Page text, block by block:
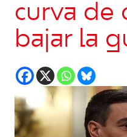
curva de
bajar la